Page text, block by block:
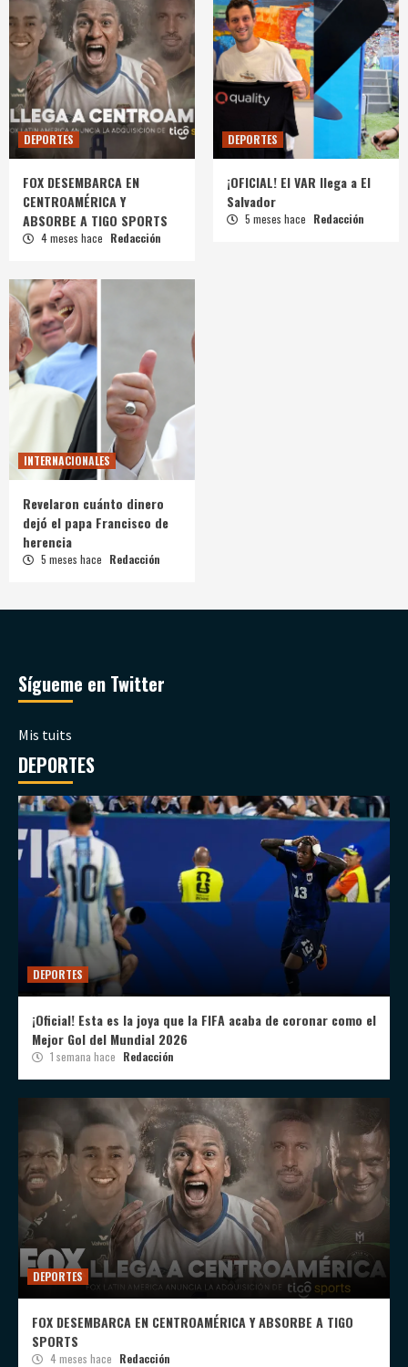
DEPORTES
FOX DESEMBARCA EN
CENTROAMÉRICA Y
ABSORBE A TIGO SPORTS
4 meses hace Redacción
DEPORTES
¡OFICIAL! El VAR llega a El
Salvador
5 meses hace Redacción
INTERNACIONALES
Revelaron cuánto dinero
dejó el papa Francisco de
herencia
5 meses hace Redacción
Sígueme en Twitter
Mis tuits
DEPORTES
DEPORTES
¡Oficial! Esta es la joya que la FIFA acaba de coronar como el
Mejor Gol del Mundial 2026
1 semana hace Redacción
DEPORTES
FOX DESEMBARCA EN CENTROAMÉRICA Y ABSORBE A TIGO
SPORTS
4 meses hace Redacción